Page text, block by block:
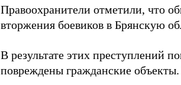
Правоохранители отметили, что
вторжения боевиков в Брянскую
В результате этих преступлений
повреждены гражданские